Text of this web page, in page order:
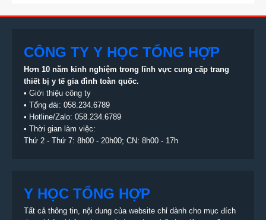
CÔNG TY Y HỌC TỔNG HỢP
Hơn 10 năm kinh nghiệm trong lĩnh vực cung cấp trang
thiết bị y tế gia đình toàn quốc.
• Giới thiệu công ty
• Tổng đài: 058.234.6789
• Hotline/Zalo: 058.234.6789
• Thời gian làm việc:
Thứ 2 - Thứ 7: 8h00 - 20h00; CN: 8h00 - 17h
Y HỌC TỔNG HỢP
Tất cả thông tin, nội dung của website chỉ dành cho mục đích